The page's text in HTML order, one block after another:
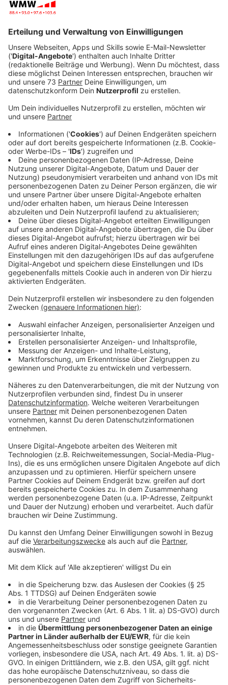
bevorstehenden Castortransporte vom
Forschungszentrum Jülich ins Zwischenlager Ahaus.
Veröffentlicht:Montag, 12.05.2025 06:52
Anzeige
Umbau des Tobit-Kreisels sorgt für Unmut
Anzeige
Die Stadt Ahaus hat angekündigt, dass der Umbau des
Tobit-Kreisels am 19. Mai beginnen soll. Diese
Baumaßnahme dient der Vorbereitung für die
umstrittenen Castor-Lkw-Transporte, die von
Atomkraftgegnern und Umweltverbänden scharf
kritisiert werden. Der NRW-Verkehrs- und
Umweltminister Oliver Krischer (Grüne) hatte den
Umbau im Januar gestoppt, da die notwendige
Transportgenehmigung noch ausstand. Nun sollen die
Arbeiten trotz fehlender Genehmigung starten, was
die Atomkraftgegner auf die Barrikaden bringt.
Die geplanten 152 Schwerlasttransporte über marode
Autobahnen stellen nach Ansicht der Kritiker ein
erhebliches Risiko dar und bieten keinen langfristigen
Sicherheitsgewinn. Die Bürgerinitiativen fordern, dass
die Castoren in Jülich verbleiben und werfen der
schwarz-grünen NRW-Landesregierung Untätigkeit vor,
da sie kein neues Zwischenlager in Jülich finanzieren
wolle.
Anzeige
Weitere Protestaktionen geplant
Anzeige
Neben der heutigen (12.05.) Mahnwache am Tobit-
Kreisel ist für nächsten Montag, den 19. Mai, eine
weitere Demonstration vor dem Ahauser Rathaus
geplant. An diesem Tag sollen die Umbauarbeiten
beginnen, und die Jülicher Entsorgungsgesellschaft
für Nuklearanlagen (JEN) sowie die Betreiber des
Ahauser Brennelemente-Zwischenlagers ihre aktuellen
wollen mit ihrem Protest ein Zeichen gegen die ihrer
Meinung nach unverantwortliche
Atommüllverschiebung setzen und die Politik zum
Handeln auffordern.
Anzeige